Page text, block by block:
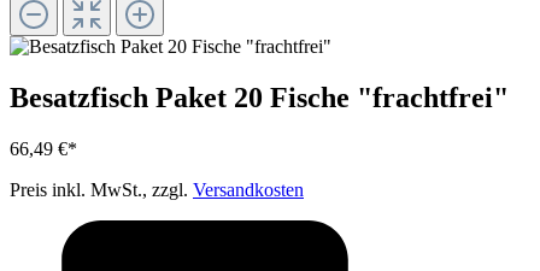
Besatzfisch Paket 20 Fische "frachtfrei"
66,49 €*
Preis inkl. MwSt., zzgl. Versandkosten